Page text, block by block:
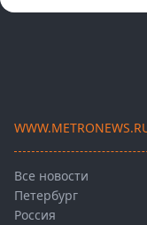
Все новости
Петербург
Россия